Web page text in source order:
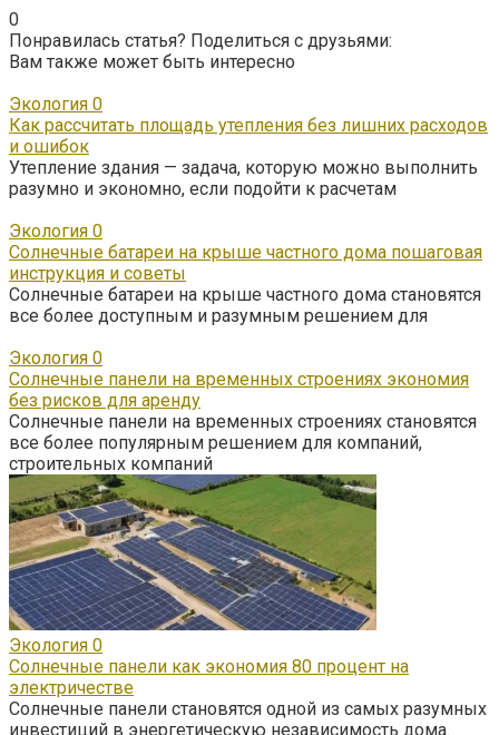
0
Понравилась статья? Поделиться с друзьями:
Вам также может быть интересно
Экология 0
Как рассчитать площадь утепления без лишних расходов
и ошибок
Утепление здания — задача, которую можно выполнить
разумно и экономно, если подойти к расчетам
Экология 0
Солнечные батареи на крыше частного дома пошаговая
инструкция и советы
Солнечные батареи на крыше частного дома становятся
все более доступным и разумным решением для
Экология 0
Солнечные панели на временных строениях экономия
без рисков для аренду
Солнечные панели на временных строениях становятся
все более популярным решением для компаний,
строительных компаний
Экология 0
Солнечные панели как экономия 80 процент на
электричестве
Солнечные панели становятся одной из самых разумных
инвестиций в энергетическую независимость дома.